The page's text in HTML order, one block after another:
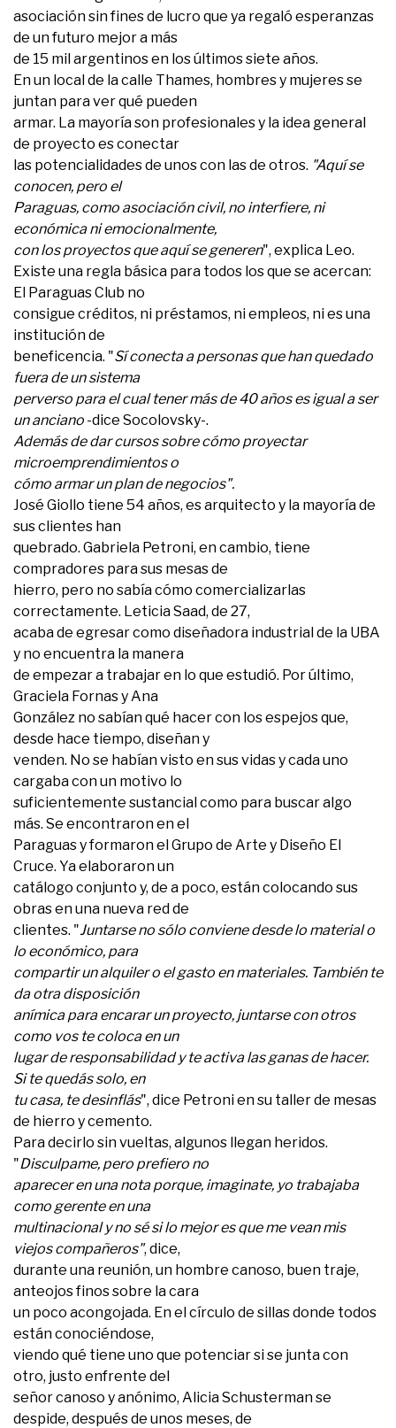
asociación sin fines de lucro que ya regaló esperanzas
de un futuro mejor a más
de 15 mil argentinos en los últimos siete años.
En un local de la calle Thames, hombres y mujeres se
juntan para ver qué pueden
armar. La mayoría son profesionales y la idea general
de proyecto es conectar
las potencialidades de unos con las de otros. "Aquí se
conocen, pero el
Paraguas, como asociación civil, no interfiere, ni
económica ni emocionalmente,
con los proyectos que aquí se generen", explica Leo.
Existe una regla básica para todos los que se acercan:
El Paraguas Club no
consigue créditos, ni préstamos, ni empleos, ni es una
institución de
beneficencia. "Sí conecta a personas que han quedado
fuera de un sistema
perverso para el cual tener más de 40 años es igual a ser
un anciano -dice Socolovsky-.
Además de dar cursos sobre cómo proyectar
microemprendimientos o
cómo armar un plan de negocios".
José Giollo tiene 54 años, es arquitecto y la mayoría de
sus clientes han
quebrado. Gabriela Petroni, en cambio, tiene
compradores para sus mesas de
hierro, pero no sabía cómo comercializarlas
correctamente. Leticia Saad, de 27,
acaba de egresar como diseñadora industrial de la UBA
y no encuentra la manera
de empezar a trabajar en lo que estudió. Por último,
Graciela Fornas y Ana
González no sabían qué hacer con los espejos que,
desde hace tiempo, diseñan y
venden. No se habían visto en sus vidas y cada uno
cargaba con un motivo lo
suficientemente sustancial como para buscar algo
más. Se encontraron en el
Paraguas y formaron el Grupo de Arte y Diseño El
Cruce. Ya elaboraron un
catálogo conjunto y, de a poco, están colocando sus
obras en una nueva red de
clientes. "Juntarse no sólo conviene desde lo material o
lo económico, para
compartir un alquiler o el gasto en materiales. También te
da otra disposición
anímica para encarar un proyecto, juntarse con otros
como vos te coloca en un
lugar de responsabilidad y te activa las ganas de hacer.
Si te quedás solo, en
tu casa, te desinflás", dice Petroni en su taller de mesas
de hierro y cemento.
Para decirlo sin vueltas, algunos llegan heridos.
"Disculpame, pero prefiero no
aparecer en una nota porque, imaginate, yo trabajaba
como gerente en una
multinacional y no sé si lo mejor es que me vean mis
viejos compañeros", dice,
durante una reunión, un hombre canoso, buen traje,
anteojos finos sobre la cara
un poco acongojada. En el círculo de sillas donde todos
están conociéndose,
viendo qué tiene uno que potenciar si se junta con
otro, justo enfrente del
señor canoso y anónimo, Alicia Schusterman se
despide, después de unos meses, de